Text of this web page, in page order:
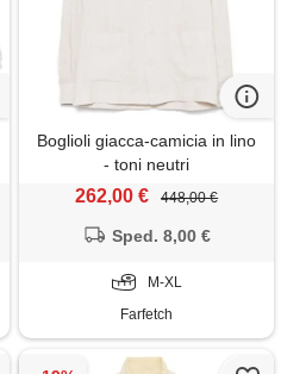
Boglioli giacca-camicia in lino
- toni neutri
262,00 € 448,00 €
Sped. 8,00 €
M-XL
Farfetch